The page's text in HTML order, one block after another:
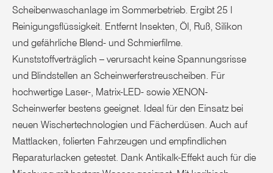
Scheibenwaschanlage im Sommerbetrieb. Ergibt 25 l
Reinigungsflüssigkeit. Entfernt Insekten, Öl, Ruß, Silikon
und gefährliche Blend- und Schmierfilme.
Kunststoffverträglich – verursacht keine Spannungsrisse
und Blindstellen an Scheinwerferstreuscheiben. Für
hochwertige Laser-, Matrix-LED- sowie XENON-
Scheinwerfer bestens geeignet. Ideal für den Einsatz bei
neuen Wischertechnologien und Fächerdüsen. Auch auf
Mattlacken, folierten Fahrzeugen und empfindlichen
Reparaturlacken getestet. Dank Antikalk-Effekt auch für die